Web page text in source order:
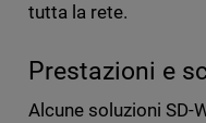
tutta la rete.
Prestazioni e
Alcune soluzioni